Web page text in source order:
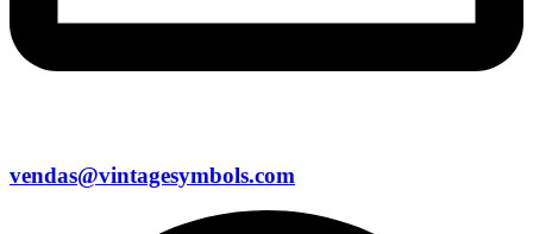
vendas@vintagesymbols.com